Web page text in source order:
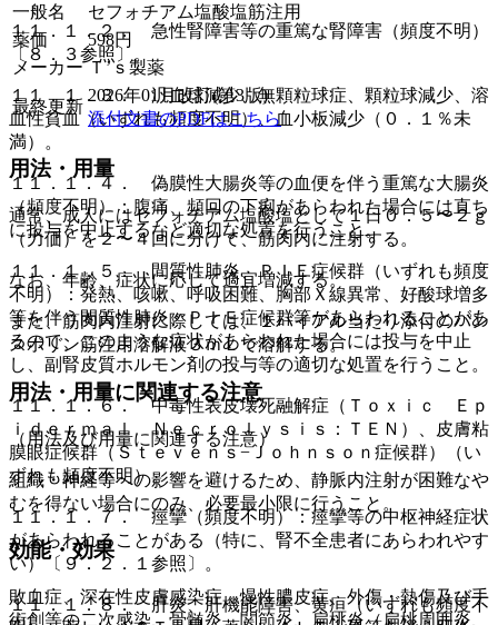
１１．１．２． 急性腎障害等の重篤な腎障害（頻度不明）
〔８．３参照〕。
１１．１．３． 汎血球減少、無顆粒球症、顆粒球減少、溶
血性貧血（いずれも頻度不明）、血小板減少（０．１％未
満）。
１１．１．４． 偽膜性大腸炎等の血便を伴う重篤な大腸炎
（頻度不明）：腹痛、頻回の下痢があらわれた場合には直ち
に投与を中止するなど適切な処置を行うこと。
１１．１．５． 間質性肺炎、ＰＩＥ症候群（いずれも頻度
不明）：発熱、咳嗽、呼吸困難、胸部Ｘ線異常、好酸球増多
等を伴う間質性肺炎、ＰＩＥ症候群等があらわれることがあ
るので、このような症状があらわれた場合には投与を中止
し、副腎皮質ホルモン剤の投与等の適切な処置を行うこと。
１１．１．６． 中毒性表皮壊死融解症（Ｔｏｘｉｃ Ｅｐ
ｉｄｅｒｍａｌ Ｎｅｃｒｏｌｙｓｉｓ：ＴＥＮ）、皮膚粘
膜眼症候群（Ｓｔｅｖｅｎｓ−Ｊｏｈｎｓｏｎ症候群）（い
ずれも頻度不明）。
１１．１．７． 痙攣（頻度不明）：痙攣等の中枢神経症状
があらわれることがある（特に、腎不全患者にあらわれやす
い）〔９．２．１参照〕。
１１．１．８． 肝炎、肝機能障害、黄疸（いずれも頻度不
一般名
セフォチアム塩酸塩筋注用
薬価
598円
メーカー Ｔ’ｓ製薬
最終更新
2026年01月改訂(第3版)
添付文書のPDFはこちら
用法・用量
通常、成人にはセフォチアム塩酸塩として１日０．５〜２ｇ
（力価）を２〜４回に分けて、筋肉内に注射する。
なお、年齢、症状に応じて適宜増減する。
また、筋肉内注射に際しては、１バイアル当たり添付のパン
スポリン筋注用溶解液３ｍＬで溶解する。
用法・用量に関連する注意
（用法及び用量に関連する注意）
組織・神経等への影響を避けるため、静脈内注射が困難なや
むを得ない場合にのみ、必要最小限に行うこと。
効能・効果
敗血症、深在性皮膚感染症、慢性膿皮症、外傷・熱傷及び手
術創等の二次感染、骨髄炎、関節炎、扁桃炎（扁桃周囲炎、